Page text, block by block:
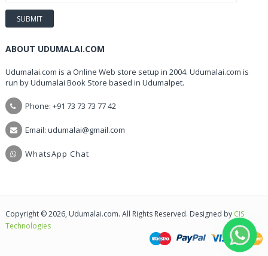
ABOUT UDUMALAI.COM
Udumalai.com is a Online Web store setup in 2004. Udumalai.com is
run by Udumalai Book Store based in Udumalpet.
Phone: +91 73 73 73 77 42
Email: udumalai@gmail.com
WhatsApp Chat
Copyright © 2026, Udumalai.com. All Rights Reserved. Designed by CIS
Technologies